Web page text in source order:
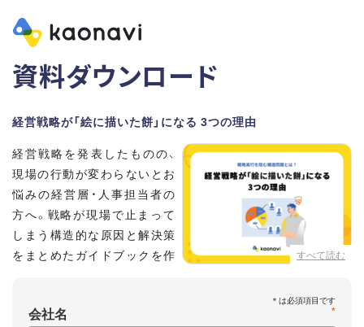
資料ダウンロード
経営戦略が「絵に描いた餅」になる 3つの理由
すべて読む
経営戦略を発表したものの、
現場の行動が変わらないとお
悩みの経営層・人事担当者の
方へ。戦略が現場で止まって
しまう構造的な原因と解決策
をまとめたガイドブックを作
本資料では、自律的に戦略を実行できる組織づくりのステップ
と、タレントマネジメントの視点から具体的なアプローチをお
*
会社名